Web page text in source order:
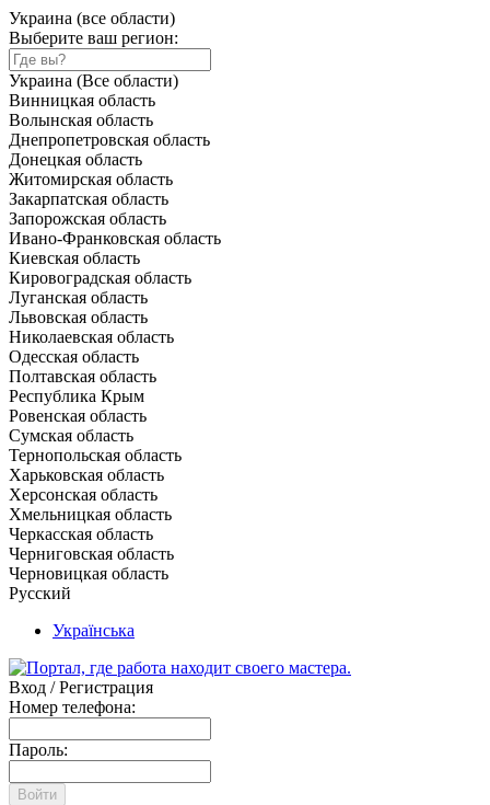
Украина (все области)
Выберите ваш регион:
Украина (Все области)
Винницкая область
Волынская область
Днепропетровская область
Донецкая область
Житомирская область
Закарпатская область
Запорожская область
Ивано-Франковская область
Киевская область
Кировоградская область
Луганская область
Львовская область
Николаевская область
Одесская область
Полтавская область
Республика Крым
Ровенская область
Сумская область
Тернопольская область
Харьковская область
Херсонская область
Хмельницкая область
Черкасская область
Черниговская область
Черновицкая область
Русский
Українська
Вход / Регистрация
Номер телефона:
Пароль:
Войти